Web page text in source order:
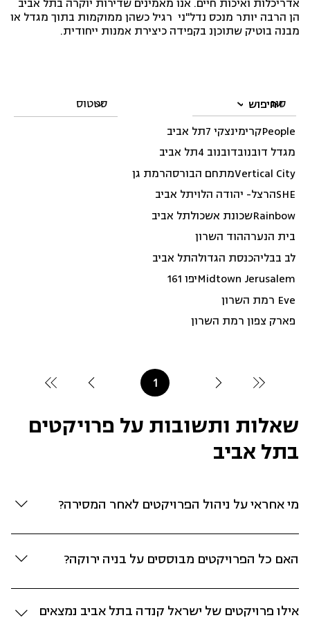
אדריכלות ואיכות חיים. אנו מאמינים שדירות יוקרה בתל אביב
הן הרבה יותר מנכס נדל"ני רגיל כשהן ממוקמות בתוך מגדל או
מבנה בוטיק שתוכןנ בקפידה כיצירת אמנות ייחודית.
סינון לפי
חיפוש
Peopleקרימינצקי 7
תל אביב
מגדל דובנובדובנוב 4
תל אביב
Vertical Cityמתחם הבורסהרמת גן
SHEהרצל- יהודה הלויתל אביב
Rainbowשכונת אשכולתל אביב
בית הנערההוד השרון
לב בבליהכנסת הגדולהתל אביב
Midtown Jerusalemיפו 161
Eve רמת השרון
פארק צפון רמת השרון
1עמוד
שאלות ותשובות על פרויקטים
בתל אביב
מי אחראי על ניהול הפרויקטים לאחר המסירה?
חברת הניהול היא City Hall - זרוע ניהול הנכסים והלייף-סטייל
של קבוצת ישראל קנדה. תחומי האחריות שלה הם: ניהול אחזקה
כדי להעניק לדיירים חוויה המדמה מלון חמישה כוכבים. היא
מנהלת את השטחים הציבוריים, מתקני היוקרה בריכות, חדרי
האם כל הפרויקטים מבוססים על בניה ירוקה?
כן, כל הפרויקטים שכוללים דירות יוקרה בתל אביב ושטחי מסחר
מבוססים על בניה ירוקה וקיימות.
אילו פרויקטים של ישראל קנדה בתל אביב נמצאים